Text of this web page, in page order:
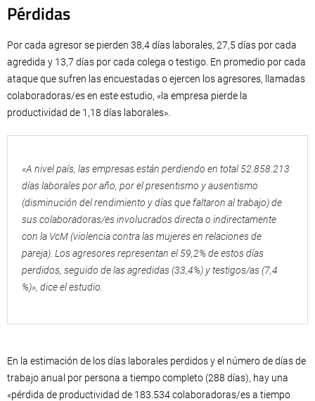
Pérdidas
Por cada agresor se pierden 38,4 días laborales, 27,5 días por cada
agredida y 13,7 días por cada colega o testigo. En promedio por cada
ataque que sufren las encuestadas o ejercen los agresores, llamadas
colaboradoras/es en este estudio, «la empresa pierde la
productividad de 1,18 días laborales».
«A nivel país, las empresas están perdiendo en total 52.858.213
días laborales por año, por el presentismo y ausentismo
(disminución del rendimiento y días que faltaron al trabajo) de
sus colaboradoras/es involucrados directa o indirectamente
con la VcM (violencia contra las mujeres en relaciones de
pareja). Los agresores representan el 59,2% de estos días
perdidos, seguido de las agredidas (33,4%) y testigos/as (7,4
%)», dice el estudio.
En la estimación de los días laborales perdidos y el número de días de
trabajo anual por persona a tiempo completo (288 días), hay una
«pérdida de productividad de 183.534 colaboradoras/es a tiempo